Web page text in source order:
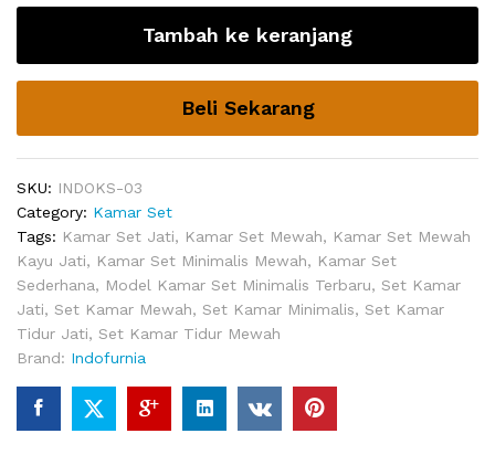
Prange
Tidur
quantity
Tambah ke keranjang
Beli Sekarang
SKU: INDOKS-03
Category: Kamar Set
Tags: Kamar Set Jati, Kamar Set Mewah, Kamar Set Mewah
Kayu Jati, Kamar Set Minimalis Mewah, Kamar Set
Sederhana, Model Kamar Set Minimalis Terbaru, Set Kamar
Jati, Set Kamar Mewah, Set Kamar Minimalis, Set Kamar
Tidur Jati, Set Kamar Tidur Mewah
Brand: Indofurnia